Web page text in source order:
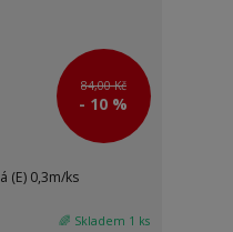
84,00 Kč
- 10 %
(E) 0,3m/ks
🌈 Skladem 1 ks